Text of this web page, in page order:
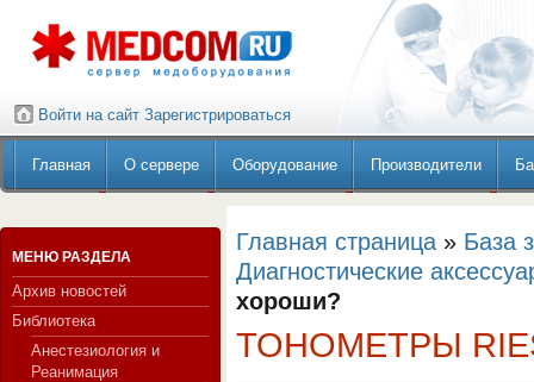
Войти на сайт Зарегистрироваться
Главная О сервере Оборудование Производители
МЕНЮ РАЗДЕЛА
Архив новостей
Библиотека
Анестезиология и
Реанимация
Главная страница » База
Диагностические
хороши?
ТОНОМЕТРЫ